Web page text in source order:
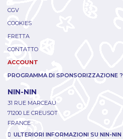
CGV
COOKIES
FRETTA
CONTATTO
ACCOUNT
PROGRAMMA DI SPONSORIZZAZIONE ?
NIN-NIN
31 RUE MARCEAU
71200 LE CREUSOT
FRANCE
ULTERIORI INFORMAZIONI SU NIN-NIN